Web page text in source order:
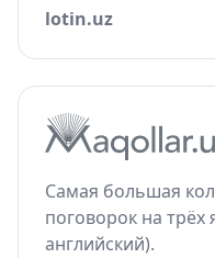
lotin.uz
Самая большая
поговорок на трёх
английский).